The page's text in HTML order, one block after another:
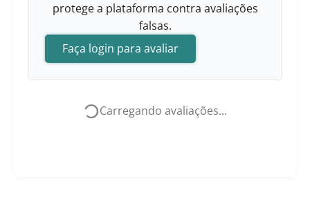
protege a plataforma contra avaliações
falsas.
Faça login para avaliar
Carregando avaliações...